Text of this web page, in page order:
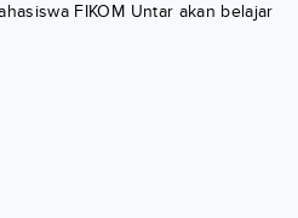
FIKOM Untar akan belajar